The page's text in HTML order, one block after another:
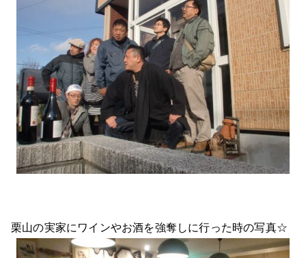
栗山の実家にワインやお酒を強奪しに行った時の写真☆